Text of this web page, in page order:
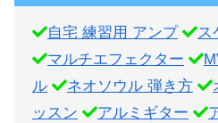
自宅 練習用 アンプ
ス
マルチエフェクター
ル
ネオソウル 弾き方
ッスン
アルミギター